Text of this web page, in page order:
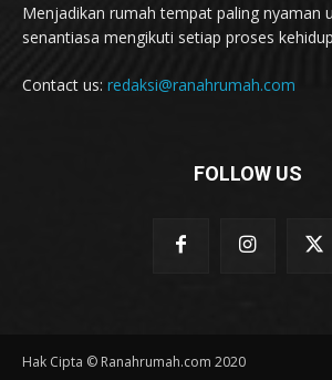
Menjadikan rumah tempat paling nyaman
senantiasa mengikuti setiap proses
Contact us: redaksi@ranahrumah.com
FOLLOW US
Hak Cipta © Ranahrumah.com 2020